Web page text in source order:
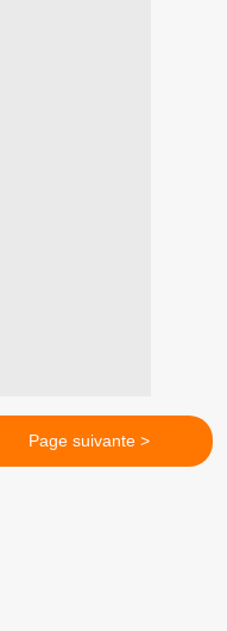
Page suivante >